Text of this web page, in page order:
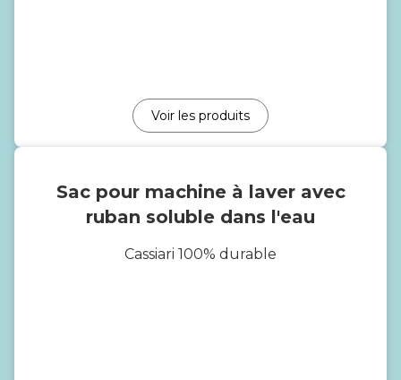
Voir les produits
Sac pour machine à laver avec
ruban soluble dans l'eau
Cassiari 100% durable